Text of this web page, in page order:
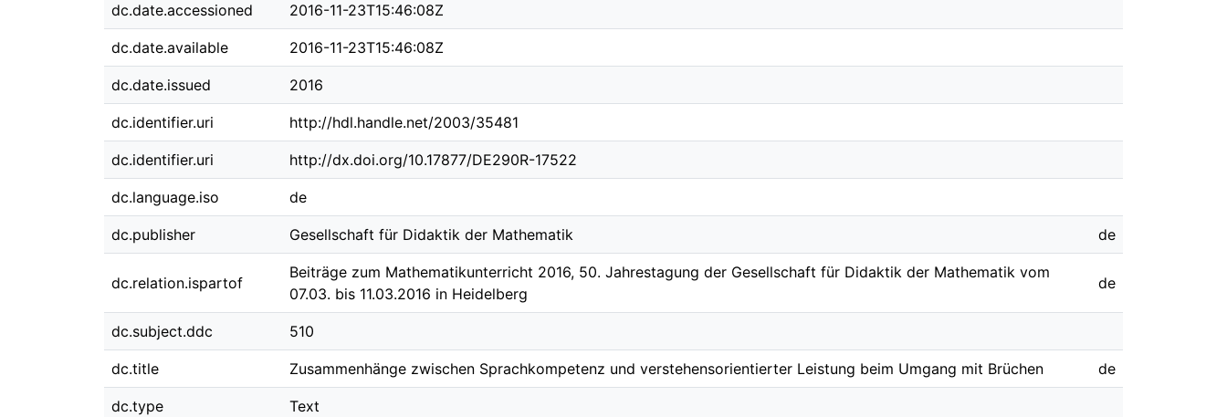
dc.date.accessioned 2016-11-23T15:46:08Z
dc.date.available 2016-11-23T15:46:08Z
dc.date.issued 2016
dc.identifier.uri http://hdl.handle.net/2003/35481
dc.identifier.uri http://dx.doi.org/10.17877/DE290R-17522
dc.language.iso de
dc.publisher Gesellschaft für Didaktik der Mathematik de
dc.relation.ispartof
Beiträge zum Mathematikunterricht 2016, 50. Jahrestagung der Gesellschaft für Didaktik der Mathematik vom
07.03. bis 11.03.2016 in Heidelberg
de
dc.subject.ddc 510
dc.title Zusammenhänge zwischen Sprachkompetenz und verstehensorientierter Leistung beim Umgang mit Brüchen de
dc.type Text